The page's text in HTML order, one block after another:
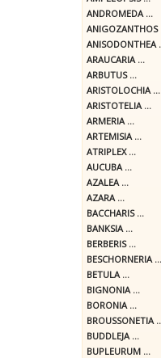
ANDROMEDA ...
ANIGOZANTHOS
ANISODONTHEA
ARAUCARIA ...
ARBUTUS ...
ARISTOLOCHIA ...
ARISTOTELIA ...
ARMERIA ...
ARTEMISIA ...
ATRIPLEX ...
AUCUBA ...
AZALEA ...
AZARA ...
BACCHARIS ...
BANKSIA ...
BERBERIS ...
BESCHORNERIA ...
BETULA ...
BIGNONIA ...
BORONIA ...
BROUSSONETIA
BUDDLEJA ...
BUPLEURUM ...